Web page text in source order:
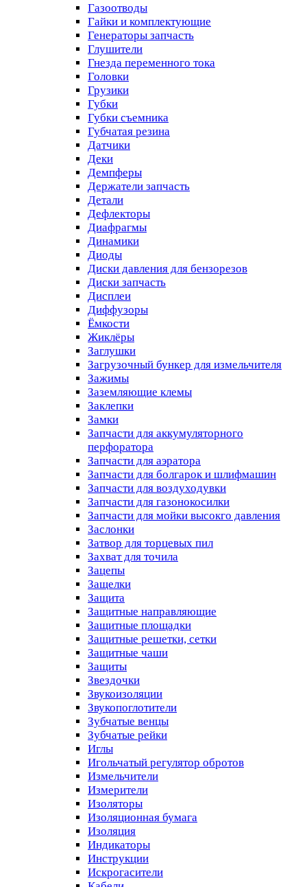
Газоотводы
Гайки и комплектующие
Генераторы запчасть
Глушители
Гнезда переменного тока
Головки
Грузики
Губки
Губки съемника
Губчатая резина
Датчики
Деки
Демпферы
Держатели запчасть
Детали
Дефлекторы
Диафрагмы
Динамики
Диоды
Диски давления для бензорезов
Диски запчасть
Дисплеи
Диффузоры
Ёмкости
Жиклёры
Заглушки
Загрузочный бункер для измельчителя
Зажимы
Заземляющие клемы
Заклепки
Замки
Запчасти для аккумуляторного
перфоратора
Запчасти для аэратора
Запчасти для болгарок и шлифмашин
Запчасти для воздуходувки
Запчасти для газонокосилки
Запчасти для мойки высокго давления
Заслонки
Затвор для торцевых пил
Захват для точила
Зацепы
Защелки
Защита
Защитные направляющие
Защитные площадки
Защитные решетки, сетки
Защитные чаши
Защиты
Звездочки
Звукоизоляции
Звукопоглотители
Зубчатые венцы
Зубчатые рейки
Иглы
Игольчатый регулятор обротов
Измельчители
Измерители
Изоляторы
Изоляционная бумага
Изоляция
Индикаторы
Инструкции
Искрогасители